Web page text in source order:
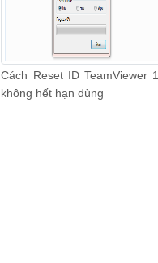
Cách Reset ID TeamViewer
không hết hạn dùng